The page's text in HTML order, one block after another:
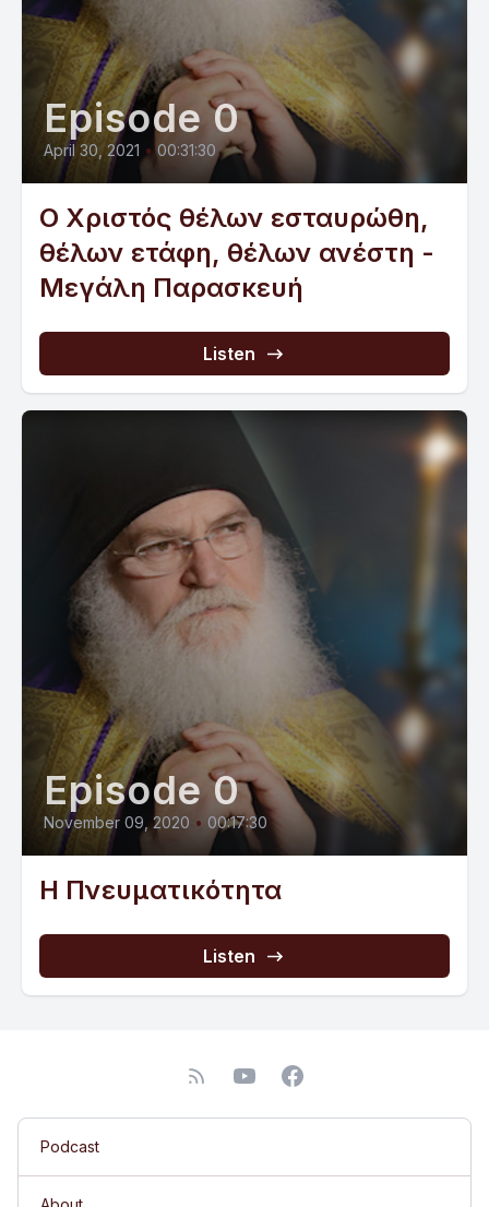
Episode 0
April 30, 2021 • 00:31:30
Ο Χριστός θέλων εσταυρώθη,
θέλων ετάφη, θέλων ανέστη -
Μεγάλη Παρασκευή
Listen
Episode 0
November 09, 2020 • 00:17:30
Η Πνευματικότητα
Listen
Podcast